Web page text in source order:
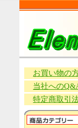
お買い物の
当社への
特定商取引